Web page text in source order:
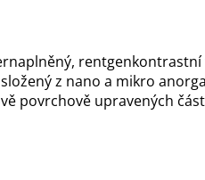
z nano a mikro
povrchově upravených